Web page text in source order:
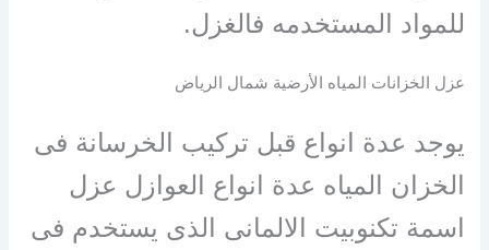
للمواد المستخدمه فالغزل.
عزل الخزانات المياه الأرضية شمال الرياض
يوجد عدة انواع قبل تركيب الخرسانة فى
الخزان المياه عدة انواع العوازل عزل
اسمة تكنوبيت الالمانى الذى يستخدم فى